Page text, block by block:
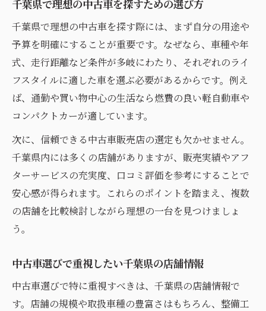
千葉県で理想の中古車を探すための選び方
千葉県で理想の中古車を探す際には、まず自分の用途や
予算を明確にすることが重要です。なぜなら、車種や年
式、走行距離など条件が多岐にわたり、それぞれのライ
フスタイルに適した車を選ぶ必要があるからです。例え
ば、通勤や買い物中心の生活なら燃費の良い軽自動車や
コンパクトカーが適しています。
次に、信頼できる中古車販売店の選定も欠かせません。
千葉県内には多くの店舗がありますが、販売実績やアフ
ターサービスの充実度、口コミ評価を参考にすることで
安心感が得られます。これらのポイントを踏まえ、複数
の店舗を比較検討しながら理想の一台を見つけましょ
う。
中古車選びで重視したい千葉県の店舗情報
中古車選びで特に重視すべきは、千葉県の店舗情報で
す。店舗の規模や取扱車種の豊富さはもちろん、整備工